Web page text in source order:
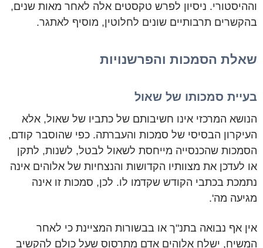
וההיסטורי. ניסיון לפרש טקסטים אלה לאחר מאות שנים,
בהקשרים תרבותיים שונים לחלוטין, מוסיף לאתגר.
שאלת הסמכות והפרשנויות
בעיית סמכותו של שאול
הנושא המרכזי אינו חשיבותם של כתביו של שאול, אלא
העיקרון הבסיסי של סמכות והעברתה. כפי שהוסבר קודם,
הסמכות שהכנסייה מייחסת לשאול לבטל, לשנות, לתקן
או לעדכן את מצוותיו הקדושות והנצחיות של אלוהים אינה
נתמכת בכתבי הקודש שקדמו לו. לכן, סמכות זו אינה
מגיעה מה'.
אין אף נבואה בתנ"ך או בבשורות המציינת כי לאחר
המשיח, ישלח אלוהים אדם מתרסוס שעל כולם להקשיב